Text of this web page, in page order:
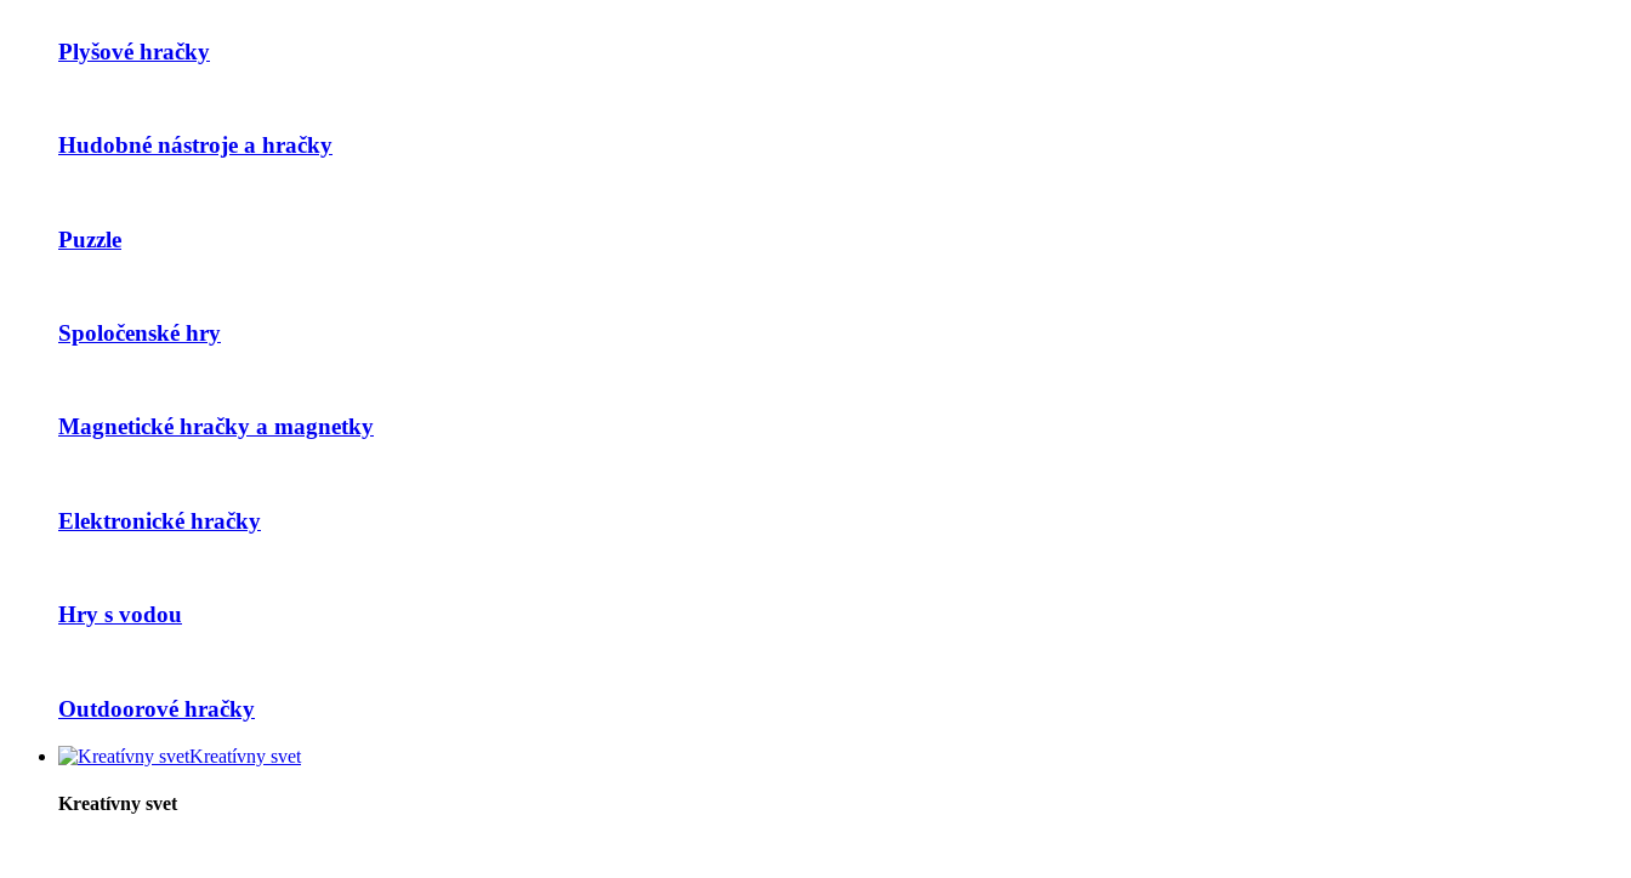
Plyšové hračky
Hudobné nástroje a hračky
Puzzle
Spoločenské hry
Magnetické hračky a magnetky
Elektronické hračky
Hry s vodou
Outdoorové hračky
Kreatívny svet
Kreatívny svet